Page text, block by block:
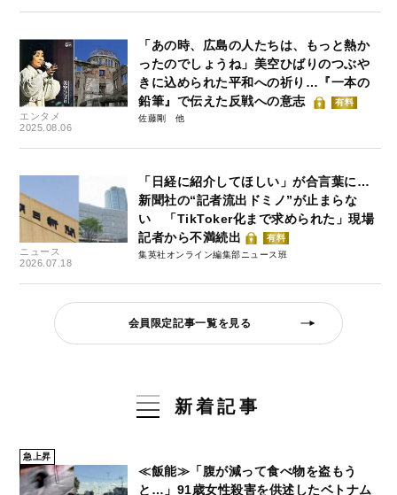
エンタメ
2025.08.06
「あの時、広島の人たちは、もっと熱か
ったのでしょうね」美空ひばりのつぶや
きに込められた平和への祈り…『一本の
鉛筆』で伝えた反戦への意志
有料
佐藤剛
ニュース
2026.07.18
「日経に紹介してほしい」が合言葉に…
新聞社の“記者流出ドミノ”が止まらな
い 「TikToker化まで求められた」現場
記者から不満続出
有料
集英社オンライン編集部ニュース班
会員限定記事一覧を見る
新着記事
急上昇
≪飯能≫「腹が減って食べ物を盗もう
と…」91歳女性殺害を供述したベトナム